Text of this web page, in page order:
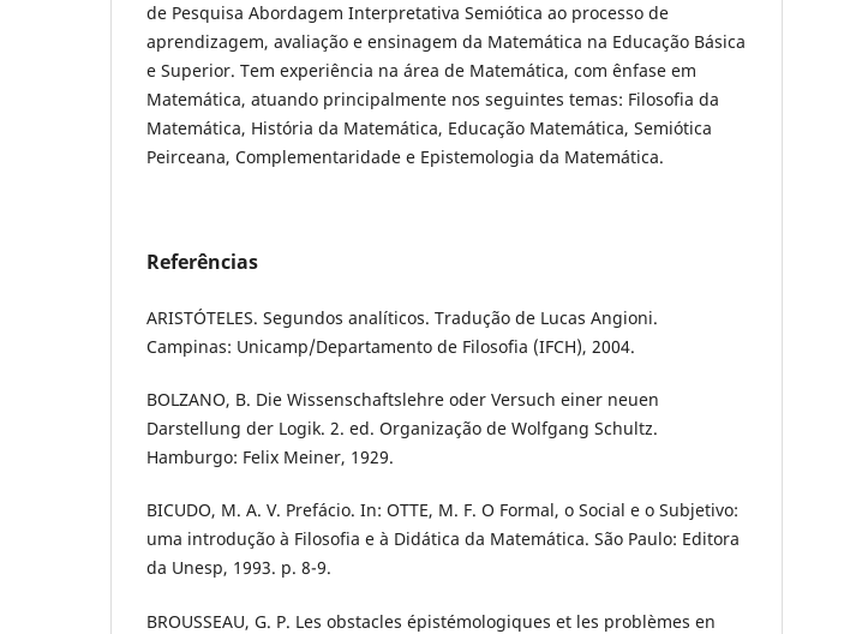
de Pesquisa Abordagem Interpretativa Semiótica ao processo de
aprendizagem, avaliação e ensinagem da Matemática na Educação Básica
e Superior. Tem experiência na área de Matemática, com ênfase em
Matemática, atuando principalmente nos seguintes temas: Filosofia da
Matemática, História da Matemática, Educação Matemática, Semiótica
Peirceana, Complementaridade e Epistemologia da Matemática.
Referências
ARISTÓTELES. Segundos analíticos. Tradução de Lucas Angioni.
Campinas: Unicamp/Departamento de Filosofia (IFCH), 2004.
BOLZANO, B. Die Wissenschaftslehre oder Versuch einer neuen
Darstellung der Logik. 2. ed. Organização de Wolfgang Schultz.
Hamburgo: Felix Meiner, 1929.
BICUDO, M. A. V. Prefácio. In: OTTE, M. F. O Formal, o Social e o Subjetivo:
uma introdução à Filosofia e à Didática da Matemática. São Paulo: Editora
da Unesp, 1993. p. 8-9.
BROUSSEAU, G. P. Les obstacles épistémologiques et les problèmes en